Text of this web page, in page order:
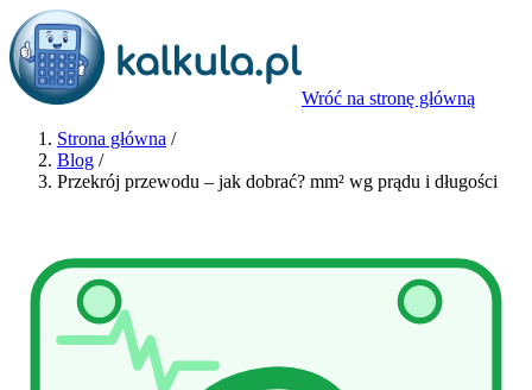
Wróć na stronę główną
Strona główna /
Blog /
Przekrój przewodu – jak dobrać? mm² wg prądu i długości